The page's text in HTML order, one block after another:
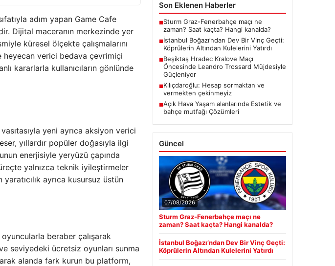
adım yapan Game Cafe
Dijital maceranın merkezinde yer
küresel ölçekte çalışmalarını
heyecan verici bedava çevrimiçi
kararlarla kullanıcıların gönlünde
vasıtasıyla yeni ayrıca aksiyon verici
yıllardır popüler doğasıyla ilgi
enerjisiyle yeryüzü çapında
yalnızca teknik iyileştirmeler
ayrıca kusursuz üstün
beraber çalışarak
seviyedeki ücretsiz oyunları sunma
alanda fark kurun bu platform,
Son Eklenen Haberler
■Sturm Graz-Fenerbahçe maçı ne
zaman? Saat kaçta? Hangi kanalda?
■İstanbul Boğazı’ndan Dev Bir Vinç Geçti:
Köprülerin Altından Kulelerini Yatırdı
■Beşiktaş Hradec Kralove Maçı
Öncesinde Leandro Trossard Müjdesiyle
Güçleniyor
■Kılıçdaroğlu: Hesap sormaktan ve
vermekten çekinmeyiz
■Açık Hava Yaşam alanlarında Estetik ve
bahçe mutfağı Çözümleri
Güncel
07/08/2026
Sturm Graz-Fenerbahçe maçı ne
zaman? Saat kaçta? Hangi kanalda?
İstanbul Boğazı’ndan Dev Bir Vinç Geçti:
Köprülerin Altından Kulelerini Yatırdı